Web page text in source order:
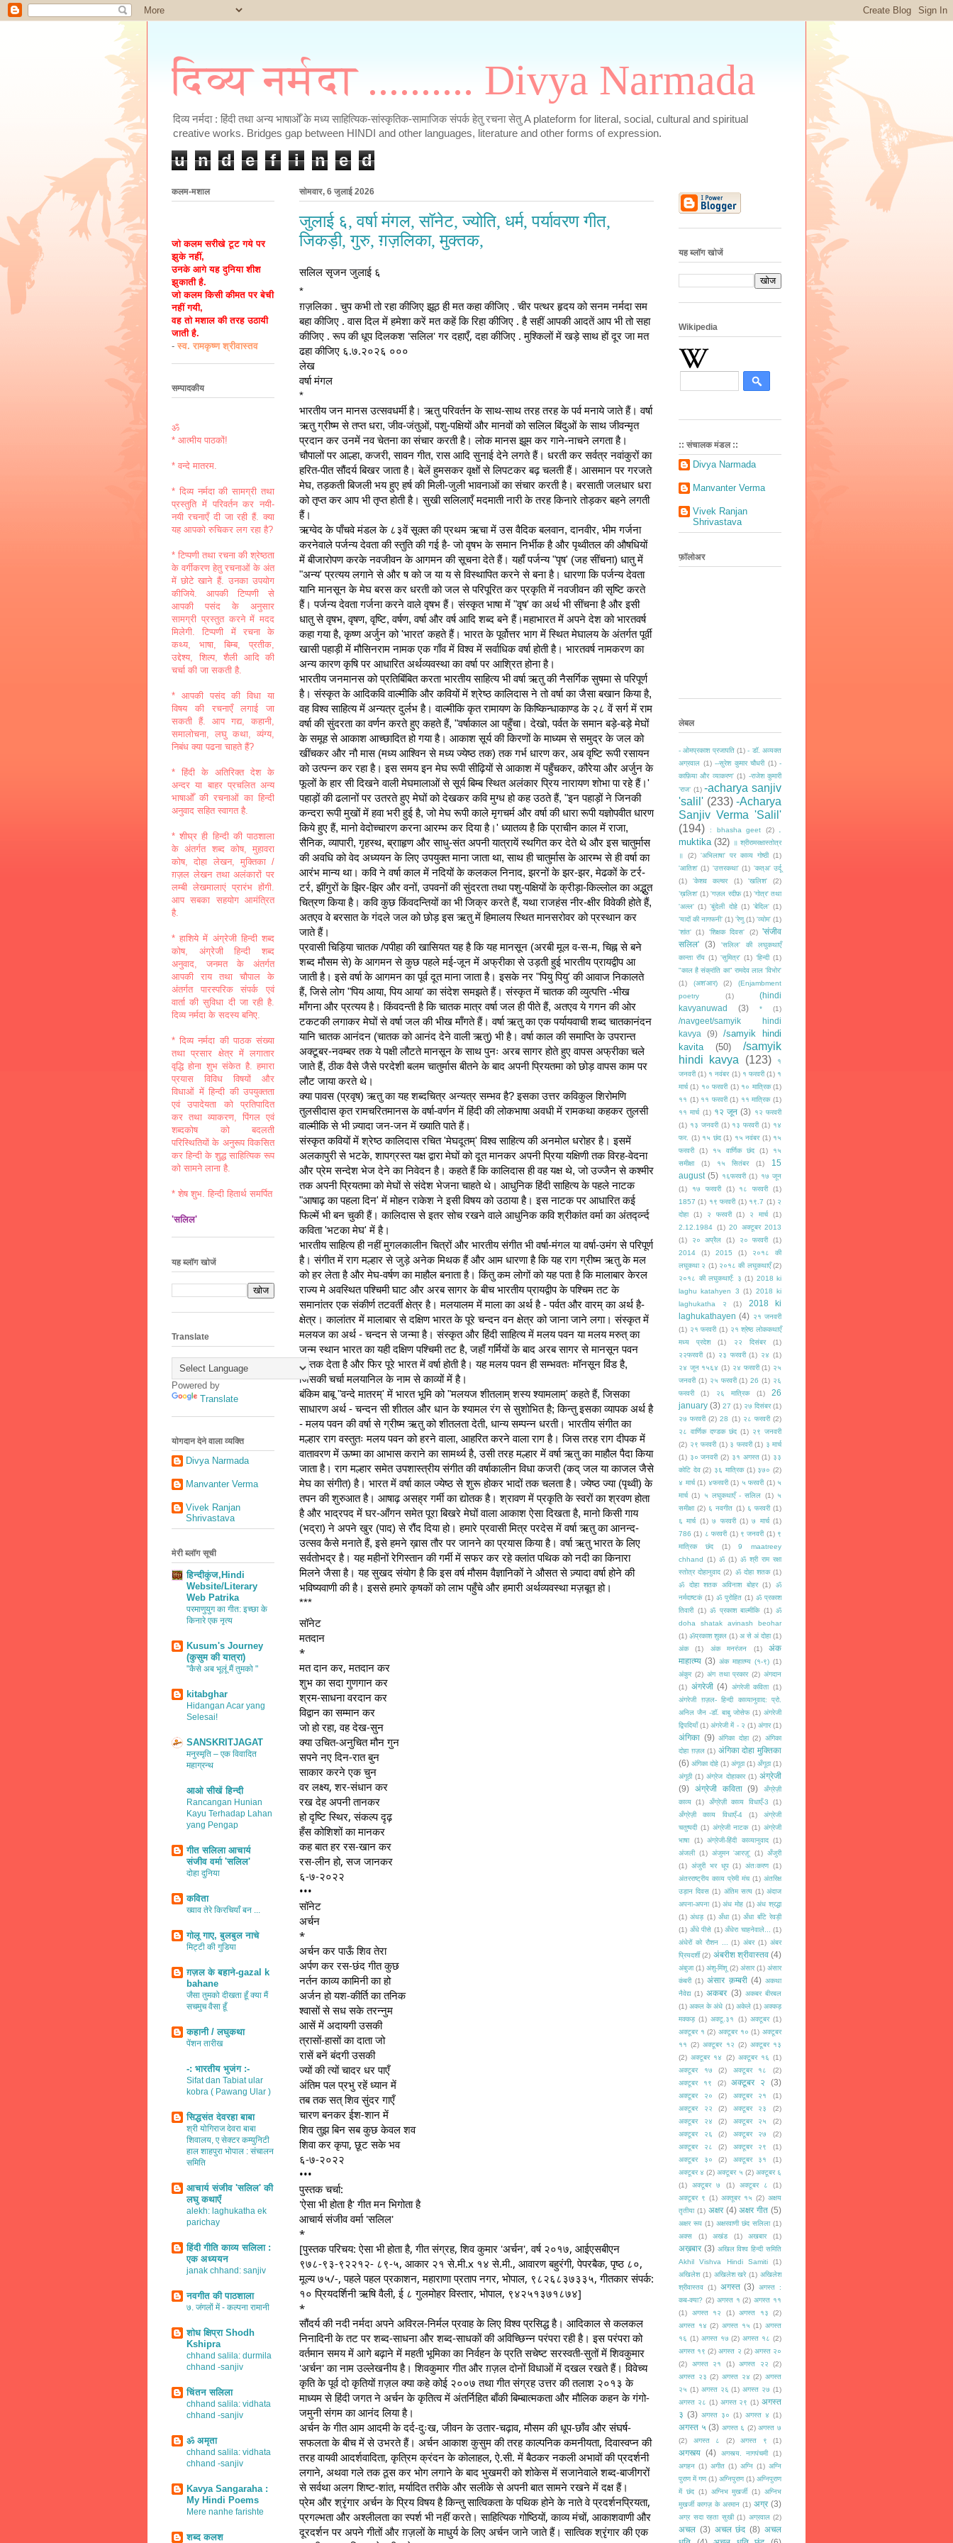
दिव्य नर्मदा .......... Divya Narmada
दिव्य नर्मदा : हिंदी तथा अन्य भाषाओँ के मध्य साहित्यिक-सांस्कृतिक-सामाजिक संपर्क हेतु रचना सेतु A plateform for literal, social, cultural and spiritual
creative works. Bridges gap between HINDI and other languages, literature and other forms of expression.
u n d e f i n e d
सोमवार, 6 जुलाई 2026
जुलाई ६, वर्षा मंगल, सॉनेट, ज्योति, धर्म, पर्यावरण गीत,
जिकड़ी, गुरु, ग़ज़लिका, मुक्तक,
सलिल सृजन जुलाई ६
*
ग़ज़लिका . चुप कभी तो रहा कीजिए झूठ ही मत कहा कीजिए . चीर पत्थर हृदय को सनम नर्मदा सम
बहा कीजिए . वास दिल में हमेशा करें मत कहें कि रिहा कीजिए . है सहीं आपकी आदतें आप भी तो सहा
कीजिए . रूप की धूप दिलकश 'सलिल' गर दहाएँ, दहा कीजिए . मुश्किलों में खड़े साथ हों दूर जा मत
ढहा कीजिए ६.७.२०२६ ०००
लेख
वर्षा मंगल
*
भारतीय जन मानस उत्सवधर्मी है। ऋतु परिवर्तन के साथ-साथ तरह तरह के पर्व मनाये जाते हैं। वर्षा
ऋतु ग्रीष्म से तप्त धरा, जीव-जंतुओं, पशु-पक्षियों और मानवों को सलिल बिंदुओं के साथ जीवन्मृत
प्रदान कर उनमें नव चेतना का संचार करती है। लोक मानस झूम कर गाने-नाचने लगता है।
चौपालों पर आल्हा, कजरी, सावन गीत, रास आदि सुनाई देने लगते हैं। धरती कर सर्वत्र नवांकुरों का
हरित-पीत सौंदर्य बिखर जाता है। बेलें हुमसकर वृक्षों से लिपटकर बढ़ चलती हैं। आसमान पर गरजते
मेघ, तड़कती बिजली भय हुए हर्ष की मिली-जुली भावनाओं का संचार करती है। बरसाती जलधार धरा
को तृप्त कर आप भी तृप्त होती है। सुखी सलिलाएँ मदमाती नारी के तरह किनारे तोड़कर बहने लगती
हैं।
ऋग्वेद के पाँचवे मंडल के ८३वें सूक्त की प्रथम ऋचा में उस वैदिक बलवान, दानवीर, भीम गर्जना
करनेवाले पर्जन्य देवता की स्तुति की गई है- जो वृषभ के समान निर्भीक है और पृथ्वीतल की औषधियों
में बीजारोपण करके नवजीवन के आगमन की सूचना देते हैं। यहाँ पर्जन्य "पृष' (जह सींचना) धातु में
"अन्य' प्रत्यय लगाने से और ष को ज या य से विस्थापित करने से बना है। धारणा कि पर्जन्य देवता
यानि मानसून के मेघ बरस कर धरती को जल से परिपूरित कर प्रकृति में नवजीवन की सृष्टि करते
हैं। पर्जन्य देवता गर्जना करने वाले वृषभ हैं। संस्कृत भाषा में "वृष' का अर्थ भी सींचना है और इसी
धातु से वृषभ, वृषण, वृष्टि, वर्षण, वर्षा और वर्ष आदि शब्द बने हैं।महाभारत में अपने देश को भारतवर्ष
कहा गया है, कृष्ण अर्जुन को 'भारत' कहते हैं। भारत के पूर्वोत्तर भाग में स्थित मेघालय के अंतर्गत पूर्वी
खासी पहाड़ी में मौसिनराम नामक एक गाँव में विश्व में सर्वाधिक वर्षा होती है। भारतवर्ष नामकरण का
अन्य कारण कृषि पर आधारित अर्थव्यवस्था का वर्षा पर आश्रित होना है।
भारतीय जनमानस को प्रतिबिंबित करता भारतीय साहित्य भी वर्षा ऋतु की नैसर्गिक सुषमा से परिपूर्ण
है। संस्कृत के आदिकवि वाल्मीकि और कवियों में श्रेष्ठ कालिदास ने तो वर्षा का जैसा बखान किया है,
वह विश्व साहित्य में अन्यत्र दुर्लभ है। वाल्मीकि कृत रामायण के किष्किन्धाकाण्ड के २८ वें सर्ग में राम
वर्षा की सुंदरता का वर्णन करते हुए कहते हैं, "वर्षाकाल आ पहुँचा। देखो, पर्वत के समान बड़े-बड़े मेघों
के समूह से आकाश आच्छादित हो गया है। आकाश सूर्य की किरणों के माध्यम से समुद्र के जल को
खींचकर और नौ मास (मध्य आश्विन से मध्य ज्येष्ठ तक) तक गर्भ धारण कर, अब वृष्टि रूपी रसायन
को उत्पन्न कर रहा है। इस समय इन मेघ रूपी सीढ़ियों से आकाश में पहुँचकर, कौरेया और अर्जुन के
फूलों के हार सी दिखने वाली मेघमालाओं से सूर्य बिम्ब स्थित अलंकार प्रिय नारायण शोभा पा रहे हैं।'
पहाड़ों की ढलानों पर उतरते हुए मेघों को देखकर कवि मुग्ध हो कह उठते हैं, "इन पहाड़ों ने जिनकी
कन्दरा रूपी मुखों में हवा भरी हुई है, जो मेघ रूपी काले मृगचर्म और वर्षा की धारा रूपी यज्ञोपवीत धारण
किये हुए हैं, मानो वेदोच्चारण करना आरम्भ कर दिया है।' ध्यातव्य है कि प्राचीन काल में राजा,
सैनिक, व्यापारी, गृहस्थ, ब्रााहृण और साधु-संत अपनी यात्रायें स्थगित कर देते थे और इस चातुर्मास
की अवधि को वेद अध्ययन के लिए उपयुक्त माना जाता था, साथ ही चातुर्मास के आरम्भ से ही वर्षा का
आरंभ मान्य था। कवि ने वर्षा काल में नदियों के कलकल निनाद, झरनों के झर-झर, मेढकों के टर्र-
टर्र, झींगुरों के झिर-झिर और वनों, उपवनों की सुंदरता तथा पशु-पक्षियों के क्रीड़ा-किल्लोल का अद्भुत
चित्रण किया है। कवि कुछ किंवदन्तियों का भी जिक्र करते हैं, यथा राजहंस नीर-क्षीर विवेकी होते हैं,
अतएव वे बरसात के गंदले जल को छोड़ इस ऋतु में हिमालय स्थित मानसरोवर को प्रस्थान कर
जाते हैं।
प्रवासी चिड़िया चातक /पपीहा की खासियत यह है कि यह मानसून (अरबी मूल व-स-म, चिह्न से बने
शब्द मौसम से) के आगमन से कुछ पहले मई-जून में अफ्रीका से उड़ती हुई भारतीय प्रायद्वीप आ
जाती है। इसे वर्षा के आगमन का पूर्व दूत माना जाता है। इसके नर "पियु पियु' की आवाज निकालते
हैं, जिसे लोग "पिय आया, पिय आया' का संदेश समझते हैं। संस्कृत में चातक की व्युत्पत्ति -भीख
माँगना और प्रत्यय है। किंवदन्ती है कि चातक मात्र वर्षा जल ही पीते हैं, अतएव ये गगन की ओर
टकटकी लगाकर मेघों से वर्षा जल की भीख माँगते हैं। वर्षा ऋतु का एक पर्यायवाची शब्द चातकानंदन
यानि चातक आनंदन (चातक को आनंद देने वाली ऋतु) भी है। वर्षा काल की समाप्ति के उपरान्त
अक्टूबर-नवम्बर तक ये पक्षी लौटते मानसून के साथ पुनः अरब सागर होते हुए वापस अफ्रीका चले
जाते हैं, ठीक वैसे जैसे परदेशी बलम चातुर्मास बीतने के बाद अपनी प्रियतमा को छोड़ वापस काम पर
लौट जाया करते थे।
क्या पावस (प्रवृष) ऋतु का यह शब्दचित्र अन्यत्र सम्भव है? इसका उत्तर कविकुल शिरोमणि
तुलसीदास कृत रामचरितमानस के वर्षा-वर्णन में हिंदी की लोकभाषा अवधी में रामकथा कहकर तुलसी
वाल्मीकि से भी ज़्यादा जन-जन में ख्याति पाते हैं।
संस्कृत कवियों में श्रेष्ठ कालिदास रचित 'मेघदूतम्' विश्व साहित्य की अनमोल धरोहर है। इसमें
अलकापुरी से भटके, शापग्रस्त यक्ष द्वारा मेघों को दूत मानकर अपनी प्रिया यक्षिणी तक विरह-वेदना
और प्रेम सन्देश भेज देने का निवेदन है। कहते हैं कि कालिदास ही वह यक्ष थे, जो उज्जैन से कश्मीर
तक अपनी प्रियतमा को मेघों से संदेश भेजना चाहते थे। आधुनिक हिंदी साहित्य के पहले नाटक
"आषाढ़ का पहला दिन' में मोहन राकेश ने इसी विषय को उठाया है। इस नाटक पर आधारित कई
फिल्में भी बन चुकी हैं। कालिदास से इतर सोच रखने वाले आधुनिक कवि श्रीकांत वर्मा का अंतर्द्व्न्द
कविता 'भटका मेघ' में है।
भारतीय साहित्य ही नहीं मुगलकालीन चित्रों और भारतीय संगीत भी वर्षा-मंगल या वर्षा-उमंग से परिपूर्ण
है। संगीत में राग मल्हार से जुड़े अनेक मिथक हैं और आम धारणा है कि यह राग ग्रीष्म ऋतु के मल
को हर लेता है और मेघ-वर्षण का माहौल बनाता है। किंतु कम लोगों को यह पता है कि मालाबार केरल
राज्य मे अवस्थित पश्चिमी घाट और अरब सागर के बीच भारतीय प्रायद्वीप के पश्चिम तट के
समानांतर एक संकीर्ण तटवर्ती क्षेत्र है। मलयालम में माला का अर्थ है - पर्वत और वारम् का अर्थ है-
क्षेत्र। कालांतर में मालाबार से दक्षिण भारत के पूरे चन्दन वन क्षेत्र को जाना जाने लगा। संस्कृत में
मलयज का अर्थ - चन्दन से जन्मा है। संस्कृत और हिंदी साहित्य में मलय पवन या मलय मरुत् का
जन्म स्थान भारत का यही दक्षिण पश्चिमी तट है, जहाँ गर्मियों के बाद अरब सागर से मानसून पवन
दस्तक देता है और फिर पूरे भारत में वर्षा होती है। यह मलय पवन ही सम्भवतः मॉनसून विंड है,
जिसकी चर्चा मलयानिल के नाम से काव्यों में है।
बंकिम बाबू "वन्दे मातरम्' में भारत भूमि को "मलयज शीतलाम् शस्य श्यामलाम्' कहते हैं, जिसका
साधारण अर्थ - चन्दन सी शीतल और धान के श्यामल रंग से सुशोभित है; किन्तु इसका व्यापक अर्थ है
- मलय पवन की वर्षा से ग्रीष्म ऋतु को शीतलता देती, धान्य सम्पन्न धरती। भारतीय संगीत का
मल्हार राग वस्तुतः मलय पवन को हरने वाला, आहरित करने वाला राग है। जिस तरह राग दीपक में
वातावरण में ऊष्मा का आभास कराने का सामर्थ्य है, उसी तरह मल्हार में वर्षा ऋतु का माहौल पैदा किया
जाता है। राग मल्हार समेत उपशास्त्रीय संगीत की वर्षाकालीन विधा कजरी (कद् जल या काजल जैसे
मेघ का संगीत) है। भारत में वर्षा काल ज्येष्ठ से शुरू होकर भादों तक चलता है। ज्येष्ठ ज्या (पृथ्वी) के
तपन की शुरुआत है। आषाढ़ असह्र गर्मी का द्योतक है। श्रावण में प्रकृति के स्वरों का श्रवण होता
है और भाद्रपद में घर-आँगन समेत पूरा बिखरे मेघों वाला आकाश ऐसा दिखता है, मानो किसी गाय
(भद्रा) ने अपने खुर (पाद) से रौंद दिया हो। हमारे प्रवासी मित्र परदेस में वर्षा ऋतु का आनन्द-
उत्सव कैसे मनाते हैं, इसे हमने ख़ास तौर पर जानने का प्रयास किया है। वर्षा ऋतु भारत के लिए
सर्वतोभद्र है। यह महीनों रेगिस्तान की गर्मी में सफर कर रहे क्लांत पथिक को नदी का किनारा
मिलने जैसा है। यह सुखद संयोग है कि इस वर्ष मौसम वैज्ञानिकों ने औसत से ज़्यादा वर्षा होने की
भविष्यवाणी की है। इससे हमारे कृषकों को लाभ पहुँचे और हमारी अर्थव्यवस्था मज़बूत हो।
***
सॉनेट
मतदान
*
मत दान कर, मतदान कर
शुभ का सदा गुणगान कर
श्रम-साधना वरदान कर
विद्वान का सम्मान कर
जो हो रहा, वह देख-सुन
क्या उचित-अनुचित मौन गुन
सपने नए दिन-रात बुन
साकार करने एक चुन
वर लक्ष्य, शर-संधान कर
रख देह अपनी तानकर
हो दृष्टि स्थिर, संकल्प दृढ़
हँस कोशिशों का मानकर
कह बात हर रस-खान कर
रस-लीन हो, सज जानकर
६-७-२०२२
•••
सॉनेट
अर्चन
*
अर्चन कर पाऊँ शिव तेरा
अर्पण कर रस-छंद गीत कुछ
नर्तन काव्य कामिनी का हो
अर्जन हो यश-कीर्ति का तनिक
श्वासों से सध सके तरन्नुम
आसें में अदायगी उसकी
त्रासों-हासों का दाता जो
रासें बनें बंदगी उसकी
ज्यों की त्यों चादर धर पाएँ
अंतिम पल प्रभु रहें ध्यान में
तब तक सत् शिव सुंदर गाएँ
चारण बनकर ईश-शान में
शिव तुझ बिन सब कुछ केवल शव
शिवा कर कृपा, छूट सके भव
६-७-२०२२
•••
पुस्तक चर्चा:
'ऐसा भी होता है' गीत मन भिगोता है
आचार्य संजीव वर्मा 'सलिल'
*
[पुस्तक परिचय: ऐसा भी होता है, गीत संग्रह, शिव कुमार 'अर्चन', वर्ष २०१७, आईएसबीएन
९७८-९३-९२२१२- ८९-५, आकार २१ से.मी.x १४ से.मी., आवारण बहुरंगी, पेपरबैक, पृष्ठ ८०,
मूल्य ७५/-, पहले पहल प्रकाशन, महाराणा प्रताप नगर, भोपाल, ९८२६८३७३३५, गीतकार संपर्क:
१० प्रियदर्शिनी ऋषि वैली, ई ८ गुलमोहर विस्तार, भोपाल, ९४२५१३७१८७४]
*
सौंदर्य की नदी नर्मदा अपने अविरल-निर्मल प्रवाह के लिए विश्व प्रसिद्ध है। आदिकाल से कलकल
निनादिनी के तट पर शब्द-साधना और शब्द-साधकों की अविच्छिन्न परंपरा रही है। इस परंपरा को
वर्तमान समय में आगे बढ़ाने में महती भूमिका का निर्वहन के प्रति सचेष्ट सरस्वती-सुतों में शिवकुमार
'अर्चन' का नाम उल्लेखनीय है। शिवकुमार गीत और ग़ज़ल दोनों विधाओं में दखल रखते हैं। विवेच्य
कृति के पूर्व दो कृतियों ग़ज़ल क्या कहे कोई २००७ तथा गीत संग्रह उत्तर की तलाश २०१३ के
माध्यम से हिंदी जगत ने अर्चन के कृतित्व में अंतर्निहित बाँकी बिम्बात्मकता और मौलिक कहन के गंगो-
जमुनी संगम का आनंद लिया है।
अर्चन के गीत आम आदमी के दर्द-दुःख, जीवन के उतार-चढ़ाव, मौसम की धूप-छाँव और संघर्ष-
सफलता के बीच में से उभरते हैं। अर्चन आकाश कुसुम की तरह काल्पनिक कमनीयता, दिवास्वप्न की
तरह वायवी आदर्शवादिता, कृत्रिम क्रंदन के कोलाहल, ऐ.सी. में बैठकर नकली अभावों की प्रदर्शनी
लगाने, अथवा गले तक ठूस कर भोग लगाने के बाद भुखमरी को शोकेस में सजानेवाले शब्द-बाजीगरों
से सर्वथा अलग शिष्ट-शांत, मर्यादित तरीके और सलीके से अपनी बात सामने रखने में दक्ष हैं।
प्रेम और श्रृंगार अर्चन के प्रिय विषय है किन्तु सात्विकता के पथिक होने के नाते वे प्रदर्शनप्रियता,
प्रगल्भता और अश्लीलता का स्पर्श भी नहीं करते। साहित्यिक गोष्ठियों, काव्य मंचों, आकाशवाणी और
दूरदर्शन पर अपने गीतों और ग़ज़लों के माधुर्य के लिए अर्चन जाने जाते हैं। सात्विक श्रृंगार की एक
कलम-मशाल
जो कलम सरीखे टूट गये पर
झुके नहीं,
उनके आगे यह दुनिया शीश
झुकाती है.
जो कलम किसी कीमत पर बेची
नहीं गयी,
वह तो मशाल की तरह उठायी
जाती है.
- स्व. रामकृष्ण श्रीवास्तव
सम्पादकीय
ॐ
* आत्मीय पाठकों!
* वन्दे मातरम.
* दिव्य नर्मदा की सामग्री तथा
प्रस्तुति में परिवर्तन कर नयी-
नयी रचनाएँ दी जा रही हैं. क्या
यह आपको रुचिकर लग रहा है?
* टिप्पणी तथा रचना की श्रेष्ठता
के वर्गीकरण हेतु रचनाओं के अंत
में छोटे खाने हैं. उनका उपयोग
कीजिये. आपकी टिप्पणी से
आपकी पसंद के अनुसार
सामग्री प्रस्तुत करने में मदद
मिलेगी. टिप्पणी में रचना के
कथ्य, भाषा, बिम्ब, प्रतीक,
उद्देश्य, शिल्प, शैली आदि की
चर्चा की जा सकती है.
* आपकी पसंद की विधा या
विषय की रचनाएँ लगाई जा
सकती हैं. आप गद्य, कहानी,
समालोचना, लघु कथा, व्यंग्य,
निबंध क्या पढना चाहते हैं?
* हिंदी के अतिरिक्त देश के
अन्दर या बाहर प्रचलित अन्य
भाषाओँ की रचनाओं का हिन्दी
अनुवाद सहित स्वागत है.
* शीघ्र ही हिन्दी की पाठशाला
के अंतर्गत शब्द कोष, मुहावरा
कोष, दोहा लेखन, मुक्तिका /
ग़ज़ल लेखन तथा अलंकारों पर
लम्बी लेखमालाएं प्रारंभ होंगी.
आप सबका सहयोग आमंत्रित
है.
* हाशिये में अंग्रेजी हिन्दी शब्द
कोष, अंग्रेजी हिन्दी शब्द
अनुवाद, जनमत के अंतर्गत
आपकी राय तथा चौपाल के
अंतर्गत पारस्परिक संपर्क एवं
वार्ता की सुविधा दी जा रही है.
दिव्य नर्मदा के सदस्य बनिए.
* दिव्य नर्मदा की पाठक संख्या
तथा प्रसार क्षेत्र में लगातार
वृद्धि होना शुभ संकेत है. हमारा
प्रयास विविध विषयों और
विधाओं में हिन्दी की उपयुक्तता
एवं उपादेयता को प्रतिपादित
कर तथा व्याकरण, पिंगल एवं
शब्दकोष को बदलती
परिस्थितियों के अनुरूप विकसित
कर हिन्दी के शुद्ध साहित्यिक रूप
को सामने लाना है.
* शेष शुभ. हिन्दी हितार्थ समर्पित
'सलिल'
यह ब्लॉग खोजें
Translate
Powered by
Translate
योगदान देने वाला व्यक्ति
Divya Narmada
Manvanter Verma
Vivek Ranjan
Shrivastava
मेरी ब्लॉग सूची
हिन्दीकुंज,Hindi
Website/Literary
Web Patrika
परमाणुयुग का गीत: इच्छा के
किनारे एक नृत्य
Kusum's Journey
(कुसुम की यात्रा)
"कैसे अब भूलूं मैं तुमको "
kitabghar
Hidangan Acar yang
Selesai!
SANSKRITJAGAT
मनुस्मृति – एक विवादित
महाग्रन्थ
आओ सीखें हिन्दी
Rancangan Hunian
Kayu Terhadap Lahan
yang Pengap
गीत सलिला आचार्य
संजीव वर्मा 'सलिल'
दोहा दुनिया
कविता
ख्वाव तेरे किरचियाँ बन ...
गोलू गाए, बुलबुल नाचे
मिट्टी की गुडिया
ग़ज़ल के बहाने-gazal k
bahane
जैसा तुमको दीखता हूँ क्या मैं
सचमुच वैसा हूँ
कहानी / लघुकथा
पेंशन तारीख
-: भारतीय भुजंग :-
Sifat dan Tabiat ular
kobra ( Pawang Ular )
सिद्धसंत देवरहा बाबा
श्री योगिराज देवरा बाबा
शिवालय, ए सेक्टर कम्युनिटी
हाल शाहपुरा भोपाल : संचालन
समिति
आचार्य संजीव 'सलिल' की
लघु कथाएँ
alekh: laghukatha ek
parichay
हिंदी गीति काव्य सलिला :
एक अध्ययन
janak chhand: sanjiv
नवगीत की पाठशाला
७. जंगलों में - कल्पना रामानी
शोध क्षिप्रा Shodh
Kshipra
chhand salila: durmila
chhand -sanjiv
चिंतन सलिला
chhand salila: vidhata
chhand -sanjiv
ॐ अमृता
chhand salila: vidhata
chhand -sanjiv
Kavya Sangaraha :
My Hindi Poems
Mere nanhe farishte
शब्द कलश
यह ब्लॉग खोजें
Wikipedia
:: संचालक मंडल ::
Divya Narmada
Manvanter Verma
Vivek Ranjan
Shrivastava
फ़ॉलोअर
लेबल
- ओमप्रकाश प्रजापति (1) - डॉ. अव्यक्त
अग्रवाल (1) --सुरेश कुमार चौधरी (1) -
काफ़िया और व्याकरण' (1) -राजेश कुमारी
‘राज‘ (1) -acharya sanjiv
'salil' (233) -Acharya
Sanjiv Verma 'Salil'
(194)
: bhasha geet (2)
muktika (32)
॥ श्रीरामरक्षास्तोत्र
॥
(2) 'अभिलाषा' पर काव्य गोष्ठी (1)
'आतिश' (1) 'उत्तरकथा' (1) 'कत्अ' उर्दू
(1)
'केशव कल्चर (1) 'खलिश'
(2)
’ख़लिश' (1) 'गज़ल रदीफ़ (1) 'गोत्र' तथा
'अल्ल' (1) 'बुंदेली दोहे (1) 'बेदिल' (1)
‘यादों की नागफनी’ (1) 'रेणु (1) 'व्योम' (1)
'शांत' (1) 'शिक्षक दिवस' (2) 'संजीव
सलिल'
(3)
'सलिल' की लघुकथाएँ
कान्ता रॉय (1) 'सुमित्र' (1) ‘हिन्दी (1)
"काल है संक्रांति का" रामदेव लाल 'विभोर'
(1)
(अश'आर) (2)
(Enjambment
poetry
(1)
(hindi
kavyanuwad
(3) * (1)
/navgeet/samyik hindi
kavya
(9)
/samyik hindi
kavita
(50)
/samyik
hindi kavya
(123)
१
जनवरी (1) १ नवंबर (1) १ फरवरी (1) १
मार्च (1) १० फरवरी (1) १० मात्रिक (1)
११ (1) ११ फरवरी (1) ११ मात्रिक (1)
११ मार्च (1) १२ जून (3) १२ फरवरी
(1) १३ जनवरी (1) १३ फरवरी (1) १४
फर. (1) १५ छंद (1) १५ नवंबर (1) १५
फरवरी
(1) १५ वार्णिक छंद (1)
१५
समीक्षा
(1) १५ सितंबर (1)
15
august (5) १६फरवरी (1) १७ जून
(1)
१७ फरवरी (1) १८ फरवरी
(1)
1857 (1) १९ फरवरी (1) १९.7 (1) २
दोहा
(1) २ फरवरी (1) २ मार्च
(1)
2.12.1984 (1) 20 अक्टूबर 2013
(1)
२० अप्रैल (1) २० फरवरी
(1)
2014
(1) 2015 (1)
२०१८ की
लघुकथा २ (1) २०१८ की लघुकथाएँ (2)
२०१८ की लघुकथाएँ: ३ (1) 2018 ki
laghu katahyen 3 (1) 2018 ki
laghukatha २
(1)
2018 ki
laghukathayen (4) २१ जनवरी
(1) २१ फरवरी (1) २१ श्रेष्ठ लोककथाएँ
मध्य प्रदेश
(1) २२ दिसंबर
(1)
२२फरवरी (1) २३ फरवरी (1) २४ (1)
२४ जून १५६४ (1) २४ फरवरी (1) २५
जनवरी (1) २५ फरवरी (1) 26 (1) २६
फरवरी
(1) २६ मात्रिक (1)
26
january (3) 27 (1) २७ दिसंबर (1)
२७ फरवरी (2) 28 (1) २८ फरवरी (2)
२८ वार्णिक दण्डक छंद (1) २९ जनवरी
(2) २९ फरवरी (1) ३ फरवरी (1) ३ मार्च
(1) ३० जनवरी (2) ३१ अगस्त (1) ३३
कोटि देव (2) ३६ मात्रिक (1) ३७० (2)
४ मार्च (1) ४फरवरी (1) ५ फरवरी (1) ५
मार्च (1) ५ लघुकथाएँ - सलिल (1) ५
समीक्षा (2) ६ नवगीत (1) ६ फरवरी (1)
६ मार्च (1) ७ फरवरी (1) ७ मार्च (1)
786 (1) ८ फरवरी (1) ९ जनवरी (1) ९
मात्रिक छंद
(1)
9 maatreey
chhand (1) ॐ (1) ॐ श्री राम रक्षा
स्तोत्र दोहानुवाद (2) ॐ दोहा शतक (1)
ॐ दोहा शतक अविनाश बोहर
(1)
ॐ
नर्मदाष्टकं (1) ॐ पुरोहित (1) ॐ प्रकाश
तिवारी (1) ॐ प्रकाश बाल्मीकि (1) ॐ
doha shatak avinash beohar
(1) ॐप्रकाश शुक्ल (1) अ से अं दोहा (1)
अंक
(1) अंक मनरंजन (1)
अंक
माहात्म्य (3) अंक माहात्म्य (१-९) (1)
अंकुर (2) अंग तथा प्रकार (2) अंगदान
(1) अंगरेजी (4) अंगरेजी कविता (1)
अंगरेजी ग़ज़ल- हिन्दी काव्यानुवाद: प्रो.
अनिल जैन -डॉ. बाबु जोसेफ (1) अंगरेजी
द्विपदियाँ (1) अंगरेजी में - २ (1) अंगार (1)
अंगिका (9) अंगिका दोहा (2) अंगिका
दोहा ग़ज़ल (1) अंगिका दोहा मुक्तिका
(6) अंगिका दोहे (1) अंगूठा (1) अँगूठा (1)
अंगूठी (1) अंग्रेज दोहाकार (1) अंग्रेजी
(9)
अंग्रेजी कविता (9)
अँग्रेज़ी
काव्य (1) अँग्रेज़ी काव्य विधाएँ-3
(1)
अँग्रेज़ी काव्य विधाएँ-4
(1)
अंग्रेजी
चतुष्पदी (1) अंग्रेजी नाटक (1) अंग्रेजी
भाषा
(1) अंग्रेजी-हिंदी काव्यानुवाद (1)
अंजली (1) अंजुमन 'आरज़ू' (1) अँजुरी
(1) अंजुरी भर धूप (1) अंतःकरण (1)
अंतरराष्ट्रीय काव्य प्रेमी मंच (1) अंतरिक्ष
उड़ान दिवस (1) अंतिम सत्य (1) अंदाज
अपना-अपना (1) अंध मोह (1) अंध श्रद्धा
(1) अंधड़ (1) अँधा (1) अँधा बाँटे रेवड़ी
(1) अँधे पीसे (1) अँधेरा चाहनेवाले...
(1)
अंधेरों को रौशन ...
(1) अंबर (1) अंबर
प्रियदर्शी (2) अंबरीश श्रीवास्तव (4)
अंबुजा (1) अंशु-मिंशू (2) अंसार (1) अंसार
कंबरी (1) अंसार क़म्बरी (4) अकथा
नैवेद्य (1) अकबर (3) अकबर बीरबल
(1) अकल के अंधे (1) अकेले (1) अक्कड़
मक्कड़ (1) अक्टू.३१ (1) अक्टूबर (1)
अक्टूबर १ (2) अक्टूबर १० (1) अक्टूबर
११ (2) अक्टूबर १२ (2) अक्टूबर १३
(2) अक्टूबर १४ (2) अक्टूबर १६ (1)
अक्टूबर १७
(2) अक्टूबर १८
(2)
अक्टूबर १९
(2) अक्टूबर २ (3)
अक्टूबर २० (2) अक्टूबर २१
(1)
अक्टूबर २२
(2) अक्टूबर २३
(2)
अक्टूबर २४
(2) अक्टूबर २५
(2)
अक्टूबर २६
(2) अक्टूबर २७
(2)
अक्टूबर २८
(2) अक्टूबर २९
(1)
अक्टूबर ३०
(2) अक्टूबर ३१
(1)
अक्टूबर ४ (2) अक्टूबर ५ (2) अक्टूबर ६
(1)
अक्टूबर ७ (1) अक्टूबर ८
(1)
अक्टूबर ९ (1) अक्तूबर १५ (2) अक्षय
तृतीया (1) अक्षर (4) अक्षर गीत (5)
अक्षर रूप (1) अक्षरवाणी छंद सलिला (1)
अक्स
(1) अखंड (1) अखबार (1)
अख़बार (3) अखिल विश्व हिन्दी समिति
Akhil Vishva Hindi Samiti
(1)
अखिलेश (1) अखिलेश खरे (1) अखिलेश
श्रीवास्तव (1) अगस्त (3) अगस्त :
कब-क्या? (2) अगस्त १ (2) अगस्त ११
(1)
अगस्त १२ (1) अगस्त १३
(2)
अगस्त १४ (2) अगस्त १५ (1) अगस्त
१६ (1) अगस्त १७ (2) अगस्त १८ (2)
अगस्त १९ (2) अगस्त २ (2) अगस्त २०
(2)
अगस्त २१ (1) अगस्त २२
(2)
अगस्त २३ (2) अगस्त २४ (2) अगस्त
२५ (1) अगस्त २६ (1) अगस्त २७ (1)
अगस्त २८ (1) अगस्त २९ (1) अगस्त
३ (3) अगस्त ३० (1) अगस्त ४ (1)
अगस्त ५ (3) अगस्त ६ (2) अगस्त ७
(2)
अगस्त ८ (2) अगस्त ९ (1)
अगस्त्य (4) अगस्त्य. नागपंचमी
(1)
अगहन (1) अगीत (1) अग्नि (1) अग्नि
पुराण में गण (1) अग्निपुराण (1) अग्निपुराण
में छंद (1) अग्निभ मुखर्जी (1) अग्निभ
मुखर्जी कागज़ के अरमान (1) अग्र (3)
अग्र सदा रहता सुखी (1) अग्रवाल (2)
अचल (3) अचल छंद (8) अचल